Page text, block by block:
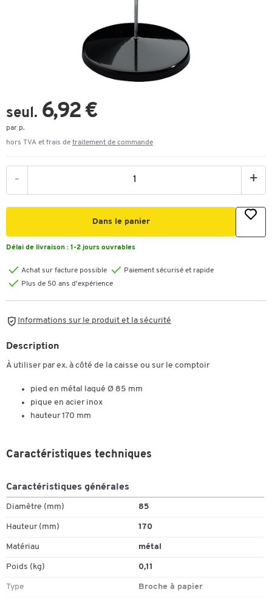
seul. 6,92 €
par p.
hors TVA et frais de traitement de commande
- +
Dans le panier
Délai de livraison : 1-2 jours ouvrables
Achat sur facture possible
Paiement sécurisé et rapide
Plus de 50 ans d'expérience
Informations sur le produit et la sécurité
Description
À utiliser par ex. à côté de la caisse ou sur le comptoir
pied en métal laqué Ø 85 mm
pique en acier inox
hauteur 170 mm
Caractéristiques techniques
Caractéristiques générales
Diamètre (mm) 85
Hauteur (mm) 170
Matériau métal
Poids (kg) 0,11
Type Broche à papier